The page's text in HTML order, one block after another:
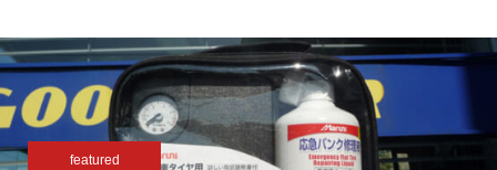
featured